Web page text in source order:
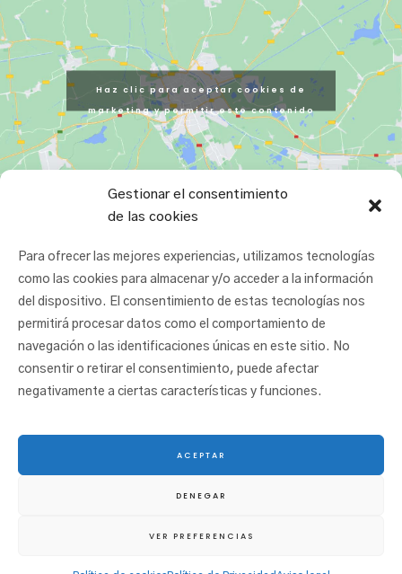
Gestionar el consentimiento
de las cookies
Para ofrecer las mejores experiencias, utilizamos tecnologías
como las cookies para almacenar y/o acceder a la información
del dispositivo. El consentimiento de estas tecnologías nos
permitirá procesar datos como el comportamiento de
navegación o las identificaciones únicas en este sitio. No
consentir o retirar el consentimiento, puede afectar
negativamente a ciertas características y funciones.
ACEPTAR
DENEGAR
VER PREFERENCIAS
Haz clic para aceptar cookies de
marketing y permitir este contenido
Aviso legal|